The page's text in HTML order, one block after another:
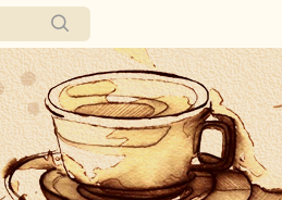
所有博客
当前博客